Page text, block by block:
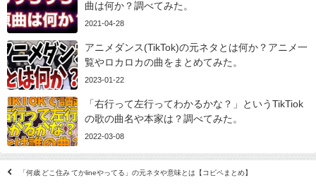
曲は何か？調べてみた。
2021-04-28
アニメダンス(TikTok)の元ネタとは何か？アニメ一
覧やロカロカの曲をまとめてみた。
2023-01-22
「右行って左行ってわかるかな？」というTikTiok
の歌の曲名や本家は？調べてみた。
2022-03-08
「何歳 どこ住み てかlineやってる」の元ネタや意味とは【コピペまとめ】